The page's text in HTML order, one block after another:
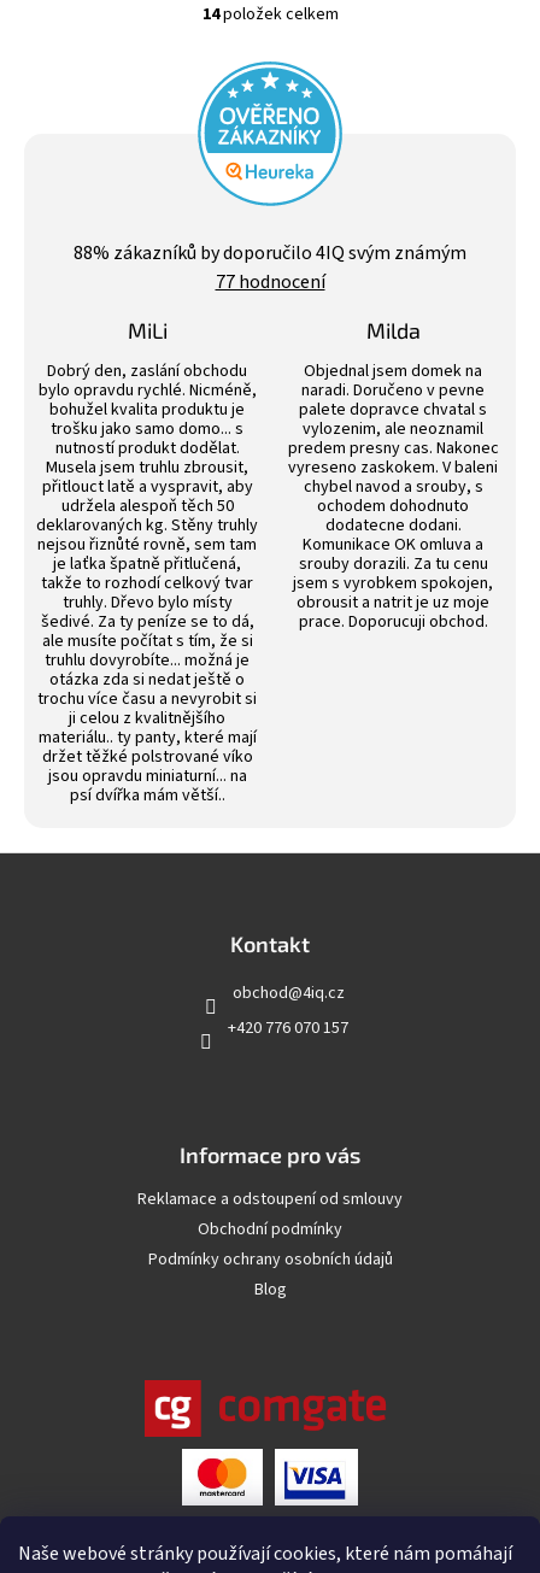
Naše webové stránky používají cookies, které nám pomáhají
O
l
á
d
a
c
í
p
v
k
y
14položek celkem
hodnocení
obchodu
je
hvězdiček.
88% zákazníků by doporučilo 4IQ svým známým
77 hodnocení
MiLi
Hodnocení obchodu je 3 z 5 hvězdiček.
Dobrý den, zaslání obchodu
bylo opravdu rychlé. Nicméně,
bohužel kvalita produktu je
trošku jako samo domo... s
nutností produkt dodělat.
Musela jsem truhlu zbrousit,
přitlouct latě a vyspravit, aby
udržela alespoň těch 50
deklarovaných kg. Stěny truhly
nejsou řiznůté rovně, sem tam
je laťka špatně přitlučená,
takže to rozhodí celkový tvar
truhly. Dřevo bylo místy
šedivé. Za ty peníze se to dá,
ale musíte počítat s tím, že si
truhlu dovyrobíte... možná je
otázka zda si nedat ještě o
trochu více času a nevyrobit si
ji celou z kvalitnějšího
materiálu.. ty panty, které mají
držet těžké polstrované víko
jsou opravdu miniaturní... na
psí dvířka mám větší..
Milda
Objednal jsem domek na
naradi. Doručeno v pevne
palete dopravce chvatal s
vylozenim, ale neoznamil
predem presny cas. Nakonec
vyreseno zaskokem. V baleni
chybel navod a srouby, s
ochodem dohodnuto
dodatecne dodani.
Komunikace OK omluva a
srouby dorazili. Za tu cenu
jsem s vyrobkem spokojen,
obrousit a natrit je uz moje
prace. Doporucuji obchod.
Kontakt
obchod@4iq.cz
+420 776 070 157
Informace pro vás
Reklamace a odstoupení od smlouvy
Obchodní podmínky
Podmínky ochrany osobních údajů
Blog